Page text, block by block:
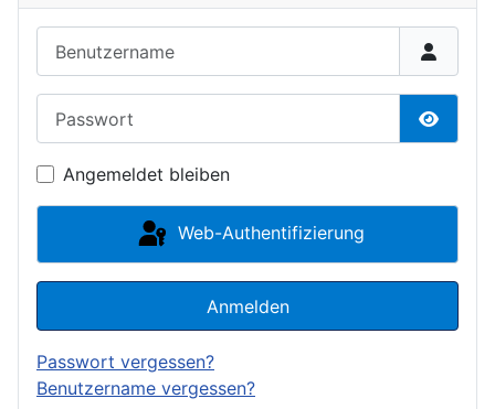
Angemeldet bleiben
Web-Authentifizierung
Anmelden
Passwort vergessen?
Benutzername vergessen?